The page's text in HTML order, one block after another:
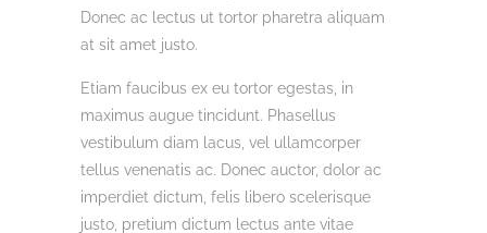
Donec ac lectus ut tortor pharetra aliquam
at sit amet justo.
Etiam faucibus ex eu tortor egestas, in
maximus augue tincidunt. Phasellus
vestibulum diam lacus, vel ullamcorper
tellus venenatis ac. Donec auctor, dolor ac
imperdiet dictum, felis libero scelerisque
justo, pretium dictum lectus ante vitae